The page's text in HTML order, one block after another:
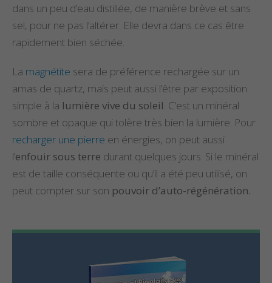
dans un peu d’eau distillée, de manière brève et sans
sel, pour ne pas l’altérer. Elle devra dans ce cas être
rapidement bien séchée.
La magnétite sera de préférence rechargée sur un
amas de quartz, mais peut aussi l’être par exposition
simple à la lumière vive du soleil. C’est un minéral
sombre et opaque qui tolère très bien la lumière. Pour
recharger une pierre en énergies, on peut aussi
l’enfouir sous terre durant quelques jours. Si le minéral
est de taille conséquente ou qu’il a été peu utilisé, on
peut compter sur son pouvoir d’auto-régénération.